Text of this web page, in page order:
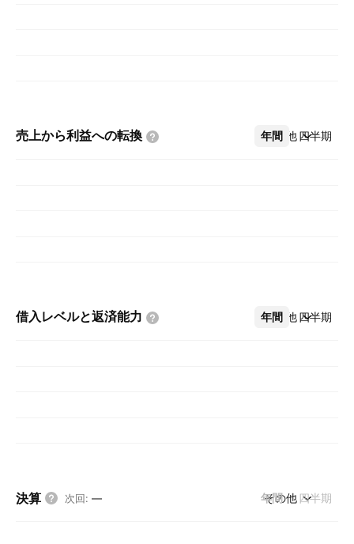
売上から利益への転換 年間 四半期
その他
借入レベルと返済能力 年間 四半期
その他
決算 次回: — 年間 四半期
その他